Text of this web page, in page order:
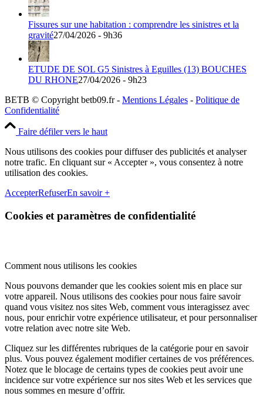
Fissures sur une habitation : comprendre les sinistres et la
gravité27/04/2026 - 9h36
ETUDE DE SOL G5 Sinistres à Eguilles (13) BOUCHES
DU RHONE27/04/2026 - 9h23
BETB © Copyright betb09.fr - Mentions Légales - Politique de
Confidentialité
Faire défiler vers le haut
Nous utilisons des cookies pour diffuser des publicités et analyser
notre trafic. En cliquant sur « Accepter », vous consentez à notre
utilisation des cookies.
AccepterRefuserEn savoir +
Cookies et paramètres de confidentialité
Comment nous utilisons les cookies
Nous pouvons demander que les cookies soient mis en place sur
votre appareil. Nous utilisons des cookies pour nous faire savoir
quand vous visitez nos sites Web, comment vous interagissez avec
nous, pour enrichir votre expérience utilisateur, et pour personnaliser
votre relation avec notre site Web.
Cliquez sur les différentes rubriques de la catégorie pour en savoir
plus. Vous pouvez également modifier certaines de vos préférences.
Notez que le blocage de certains types de cookies peut avoir une
incidence sur votre expérience sur nos sites Web et les services que
nous sommes en mesure d’offrir.